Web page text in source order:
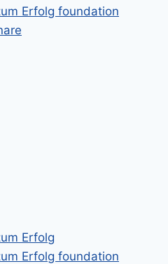
Erfolg foundation
Erfolg
Erfolg foundation